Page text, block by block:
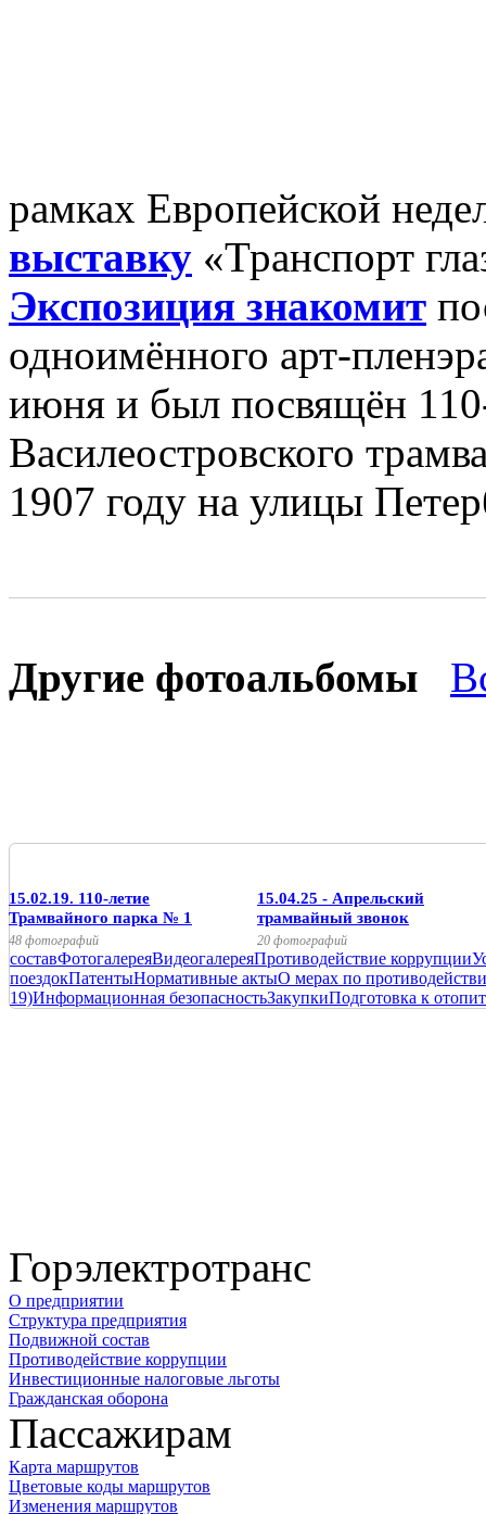
рамках Европейской
выставку «Транспорт
Экспозиция знакомит
одноимённого арт-
июня и был посвящён
Василеостровского
1907 году на улицы
Другие фотоальбомы
15.02.19. 110-летие
Трамвайного парка № 1
48 фотографий
15.04.25 - Апрельский
трамвайный звонок
20 фотографий
составФотогалереяВидеогалереяПротиводействие коррупции
поездокПатентыНормативные актыО мерах по
19)Информационная безопасностьЗакупкиПодготовка к
Горэлектротранс
О предприятии
Структура предприятия
Подвижной состав
Противодействие коррупции
Инвестиционные налоговые льготы
Гражданская оборона
Пассажирам
Карта маршрутов
Цветовые коды маршрутов
Изменения маршрутов